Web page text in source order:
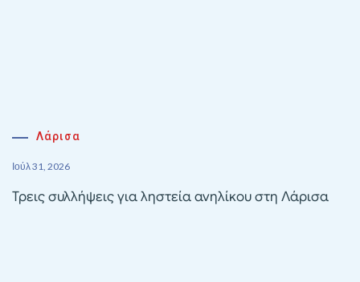
Λάρισα
Ιούλ 31, 2026
Τρεις συλλήψεις για ληστεία ανηλίκου στη Λάρισα